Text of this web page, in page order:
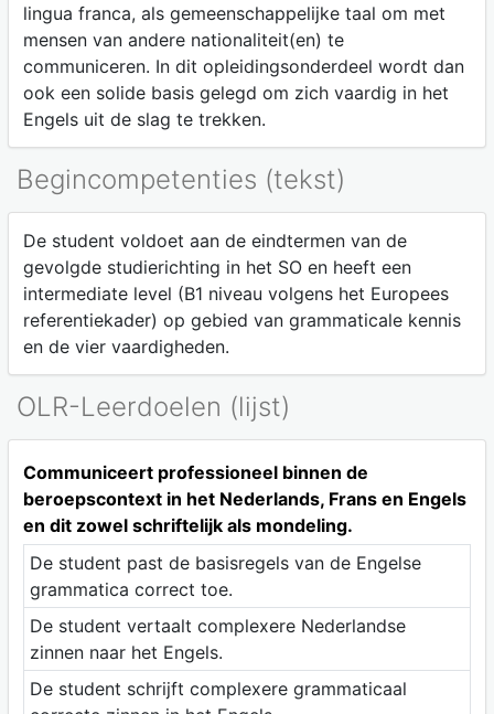
lingua franca, als gemeenschappelijke taal om met
mensen van andere nationaliteit(en) te
communiceren. In dit opleidingsonderdeel wordt dan
ook een solide basis gelegd om zich vaardig in het
Engels uit de slag te trekken.
Begincompetenties (tekst)
De student voldoet aan de eindtermen van de
gevolgde studierichting in het SO en heeft een
intermediate level (B1 niveau volgens het Europees
referentiekader) op gebied van grammaticale kennis
en de vier vaardigheden.
OLR-Leerdoelen (lijst)
Communiceert professioneel binnen de
beroepscontext in het Nederlands, Frans en Engels
en dit zowel schriftelijk als mondeling.
De student past de basisregels van de Engelse
grammatica correct toe.
De student vertaalt complexere Nederlandse
zinnen naar het Engels.
De student schrijft complexere grammaticaal